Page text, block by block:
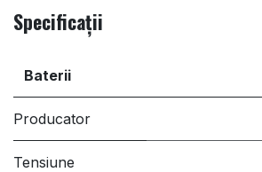
Specificații
Baterii
Producator
Tensiune